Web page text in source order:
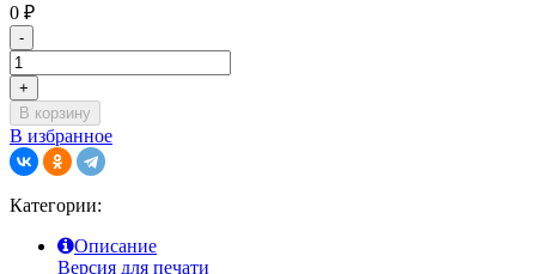
0 ₽
-
+
В корзину
В избранное
Категории:
Описание
Версия для печати